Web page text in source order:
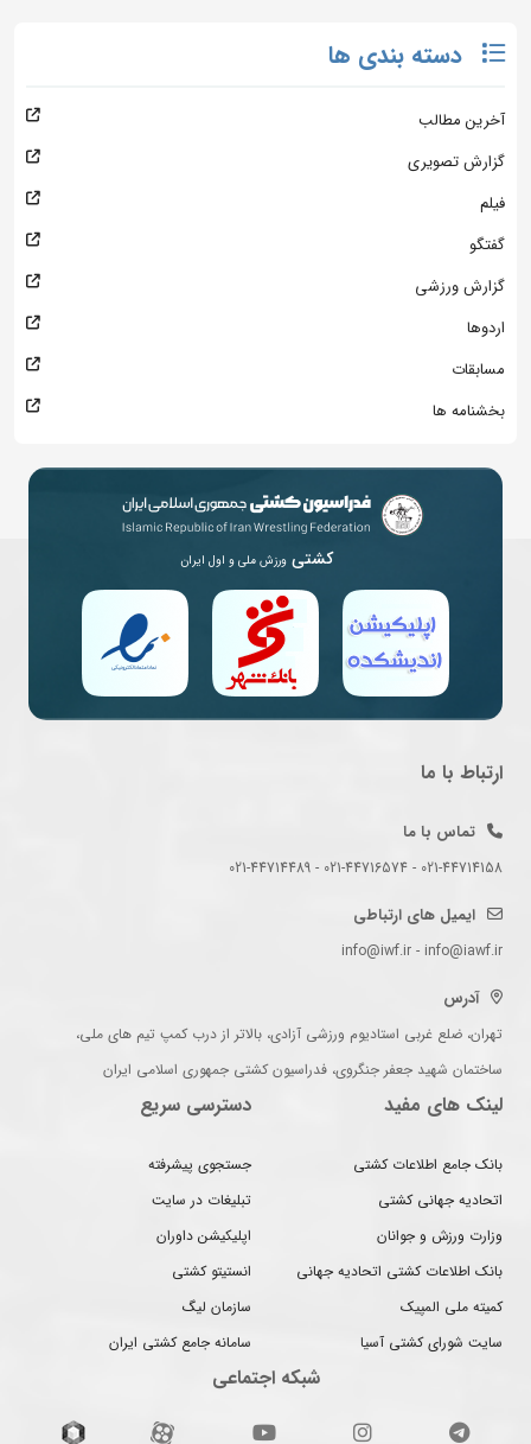
دسته بندی ها
آخرین مطالب
گزارش تصویری
فیلم
گفتگو
گزارش ورزشی
اردوها
مسابقات
بخشنامه ها
کشتی ورزش ملی و اول ایران
ارتباط با ما
تماس با ما
021-44714158 - 021-44716574 - 021-44714489
ایمیل های ارتباطی
info@iwf.ir - info@iawf.ir
آدرس
تهران، ضلع غربی استادیوم ورزشی آزادی، بالاتر از درب کمپ تیم های ملی،
ساختمان شهید جعفر جنگروی، فدراسیون کشتی جمهوری اسلامی ایران
لینک های مفید
بانک جامع اطلاعات کشتی
اتحادیه جهانی کشتی
وزارت ورزش و جوانان
بانک اطلاعات کشتی اتحادیه جهانی
کمیته ملی المپیک
سایت شورای کشتی آسیا
دسترسی سریع
جستجوی پیشرفته
تبلیغات در سایت
اپلیکیشن داوران
انستیتو کشتی
سازمان لیگ
سامانه جامع کشتی ایران
شبکه اجتماعی